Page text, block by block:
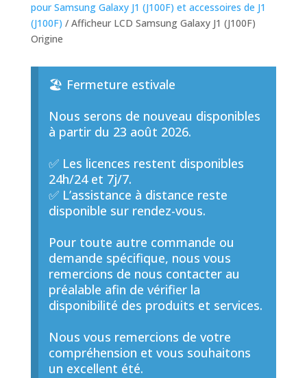
pour Samsung Galaxy J1 (J100F) et accessoires de J1
(J100F) / Afficheur LCD Samsung Galaxy J1 (J100F)
Origine
🏖️ Fermeture estivale
Nous serons de nouveau disponibles
à partir du 23 août 2026.
✅ Les licences restent disponibles
24h/24 et 7j/7.
✅ L’assistance à distance reste
disponible sur rendez-vous.
Pour toute autre commande ou
demande spécifique, nous vous
remercions de nous contacter au
préalable afin de vérifier la
disponibilité des produits et services.
Nous vous remercions de votre
compréhension et vous souhaitons
un excellent été.